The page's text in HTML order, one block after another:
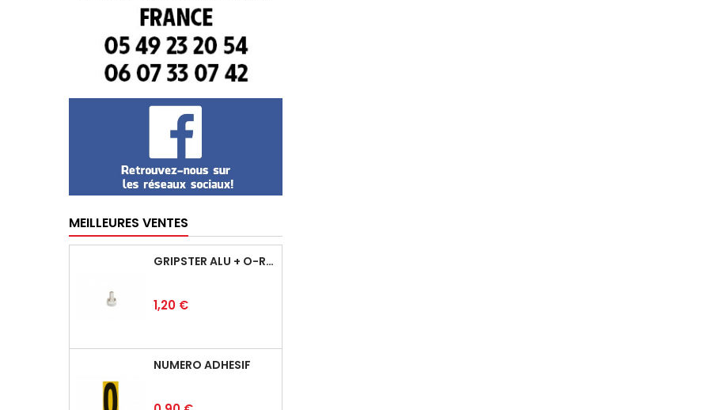
MEILLEURES VENTES
GRIPSTER ALU + O-RING
Prix
1,20 €
NUMÉRO ADHÉSIF